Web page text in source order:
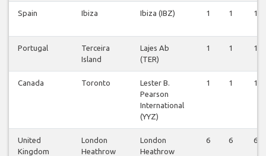
Spain Ibiza Ibiza (IBZ) 1 1 1
Portugal
Terceira
Island
Lajes Ab
(TER)
1 1 1
Canada Toronto
Lester B.
Pearson
International
(YYZ)
1 1 1
United
Kingdom
London
Heathrow
London
Heathrow
6 6 6